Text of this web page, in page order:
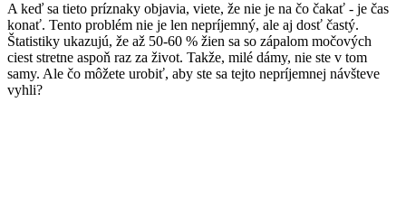
A keď sa tieto príznaky objavia, viete, že nie je na čo čakať - je čas
konať. Tento problém nie je len nepríjemný, ale aj dosť častý.
Štatistiky ukazujú, že až 50-60 % žien sa so zápalom močových
ciest stretne aspoň raz za život. Takže, milé dámy, nie ste v tom
samy. Ale čo môžete urobiť, aby ste sa tejto nepríjemnej návšteve
vyhli?